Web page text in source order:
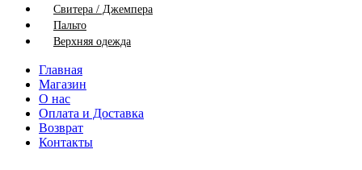
Свитера / Джемпера
Пальто
Верхняя одежда
Главная
Магазин
О нас
Оплата и Доставка
Возврат
Контакты